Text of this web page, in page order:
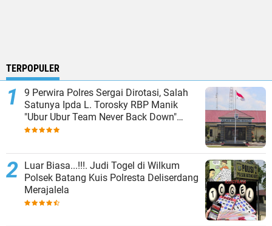
TERPOPULER
9 Perwira Polres Sergai Dirotasi, Salah
Satunya Ipda L. Torosky RBP Manik
"Ubur Ubur Team Never Back Down"
Menempati Polsek Dolok Masihul
Luar Biasa...!!!. Judi Togel di Wilkum
Polsek Batang Kuis Polresta Deliserdang
Merajalela